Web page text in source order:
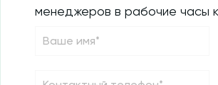
менеджеров в рабочие часы